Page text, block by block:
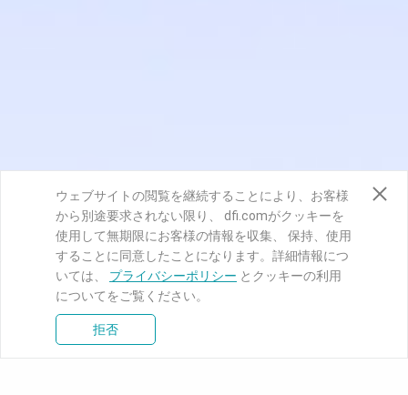
ウェブサイトの閲覧を継続することにより、お客様
から別途要求されない限り、 dfi.comがクッキーを
使用して無期限にお客様の情報を収集、 保持、使用
することに同意したことになります。詳細情報につ
いては、 プライバシーポリシー とクッキーの利用
についてをご覧ください。
拒否